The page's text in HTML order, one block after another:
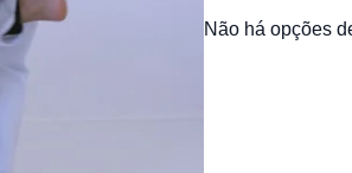
Não há opções